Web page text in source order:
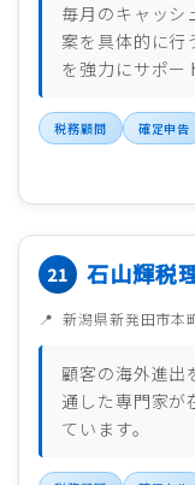
毎月のキャッシ
案を具体的に行
を強力にサポー
税務顧問 確定申告
石山輝税
新潟県新発田市本
顧客の海外進出
通した専門家が
ています。